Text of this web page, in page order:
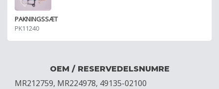
PAKNINGSSÆT
PK11240
OEM / RESERVEDELSNUMRE
MR212759, MR224978, 49135-02100